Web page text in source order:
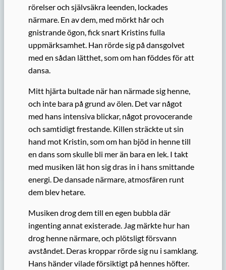
rörelser och självsäkra leenden, lockades
närmare. En av dem, med mörkt hår och
gnistrande ögon, fick snart Kristins fulla
uppmärksamhet. Han rörde sig på dansgolvet
med en sådan lätthet, som om han föddes för att
dansa.
Mitt hjärta bultade när han närmade sig henne,
och inte bara på grund av ölen. Det var något
med hans intensiva blickar, något provocerande
och samtidigt frestande. Killen sträckte ut sin
hand mot Kristin, som om han bjöd in henne till
en dans som skulle bli mer än bara en lek. I takt
med musiken lät hon sig dras in i hans smittande
energi. De dansade närmare, atmosfären runt
dem blev hetare.
Musiken drog dem till en egen bubbla där
ingenting annat existerade. Jag märkte hur han
drog henne närmare, och plötsligt försvann
avståndet. Deras kroppar rörde sig nu i samklang.
Hans händer vilade försiktigt på hennes höfter.